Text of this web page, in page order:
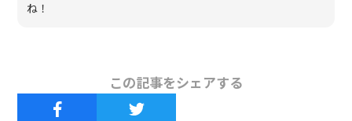
ね！
この記事をシェアする